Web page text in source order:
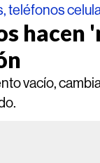
teléfonos
hacen
vacío,